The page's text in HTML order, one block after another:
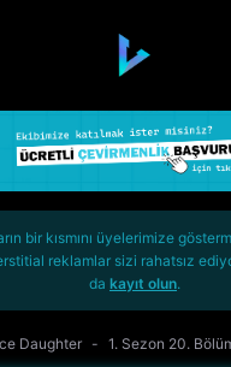
bir kısmını üyelerimize
reklamlar sizi rahatsız
da kayıt olun.
Daughter 1. Sezon 20.